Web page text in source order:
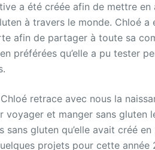
a été créée afin de mettre en
à travers le monde. Chloé a
afin de partager à toute sa
préférées qu’elle a pu tester
retrace avec nous la
voyager et manger sans gluten
sans gluten qu’elle avait créé
projets pour cette année